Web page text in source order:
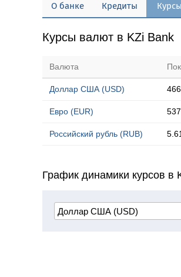
О банке Кредиты
Курсы валют в KZi Bank
Валюта
Доллар США (USD)
Евро (EUR)
Российский рубль (RUB) 5.61
График динамики курсов в